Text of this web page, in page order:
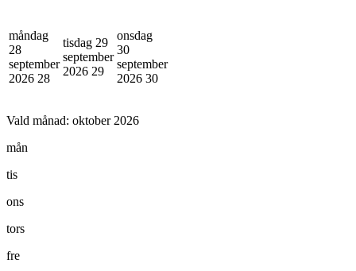
måndag
28
september
2026 28
tisdag 29
september
2026 29
onsdag
30
september
2026 30
Vald månad: oktober 2026
mån
tis
ons
tors
fre